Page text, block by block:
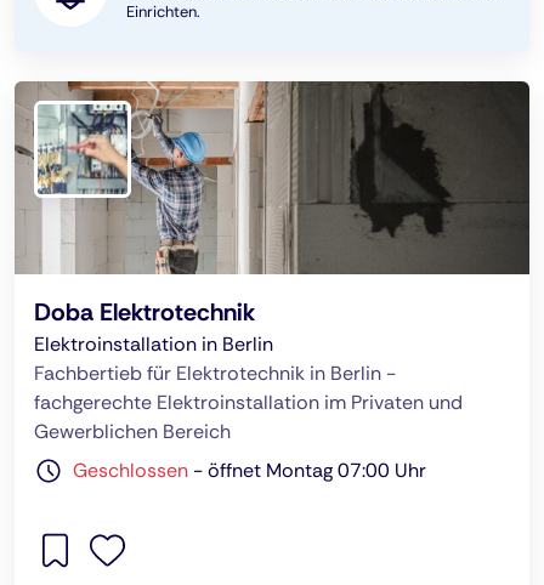
Einrichten.
Doba Elektrotechnik
Elektroinstallation in Berlin
Fachbertieb für Elektrotechnik in Berlin -
fachgerechte Elektroinstallation im Privaten und
Gewerblichen Bereich
Geschlossen -öffnet Montag 07:00 Uhr